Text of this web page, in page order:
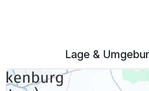
Lage &